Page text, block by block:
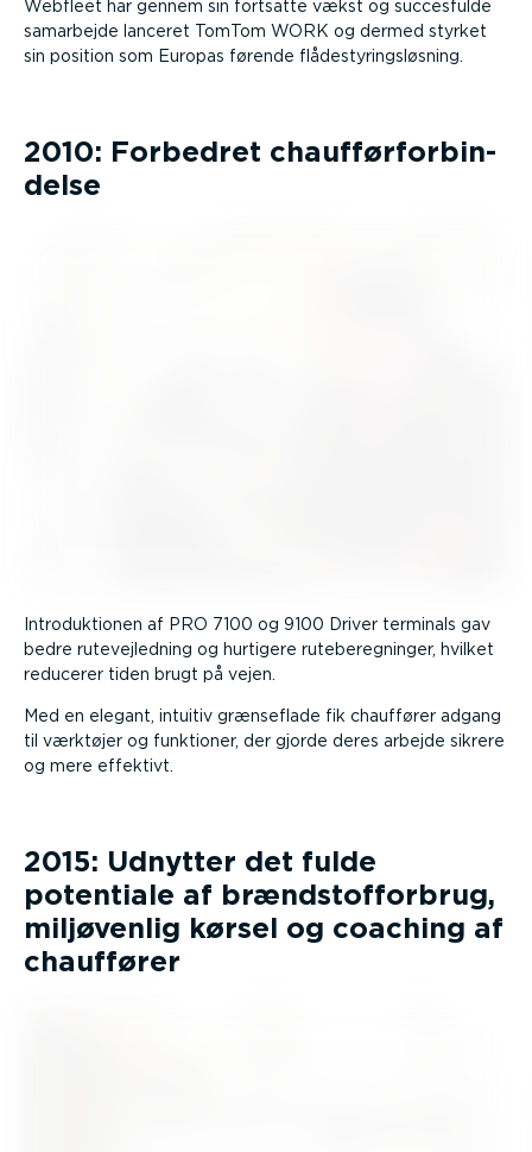
Webfleet har gennem sin fortsatte vækst og succesfulde
samarbejde lanceret TomTom WORK og dermed styrket
sin position som Europas førende flådesty­rings­løsning.
2010: Forbedret chauf­før­for­bin­
delse
Intro­duk­tionen af PRO 7100 og 9100 Driver terminals gav
bedre rutevej­ledning og hurtigere rutebe­reg­ninger, hvilket
reducerer tiden brugt på vejen.
Med en elegant, intuitiv grænseflade fik chauffører adgang
til værktøjer og funktioner, der gjorde deres arbejde sikrere
og mere effektivt.
2015: Udnytter det fulde
potentiale af brænd­stof­forbrug,
miljøvenlig kørsel og coaching af
chauffører